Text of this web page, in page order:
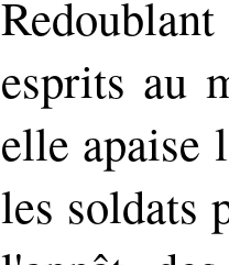
esprits au
elle apaise
les soldats